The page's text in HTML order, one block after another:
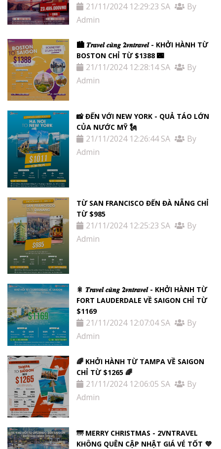
21/11/2024 12:29:23 SA
By
Admin
🏙 𝑻𝒓𝒂𝒗𝒆𝒍 𝒄𝒖̀𝒏𝒈 𝟐𝒗𝒏𝒕𝒓𝒂𝒗𝒆𝒍 - KHỞI HÀNH TỪ
BOSTON CHỈ TỪ $1388 🌃
21/11/2024 12:28:14 SA
By
Admin
📸 ĐẾN VỚI NEW YORK - QUẢ TÁO LỚN
CỦA NƯỚC MỸ 🗽
21/11/2024 12:26:44 SA
By
Admin
TỪ SAN FRANCISCO ĐẾN ĐÀ NẴNG CHỈ
TỪ $985
21/11/2024 12:25:23 SA
By
Admin
🎇 𝑻𝒓𝒂𝒗𝒆𝒍 𝒄𝒖̀𝒏𝒈 𝟐𝒗𝒏𝒕𝒓𝒂𝒗𝒆𝒍 - KHỞI HÀNH TỪ
FORT LAUDERDALE VỀ SAIGON CHỈ TỪ
$1169
21/11/2024 12:07:04 SA
By
Admin
🌈 KHỞI HÀNH TỪ TAMPA VỀ SAIGON
CHỈ TỪ $1265 🌈
21/11/2024 12:06:05 SA
By
Admin
🌁 MERRY CHRISTMAS - 2VNTRAVEL
KHÔNG QUÊN CẬP NHẬT GIÁ VÉ TỐT 💜